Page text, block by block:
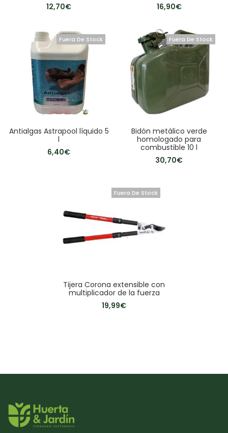
12,70€
16,90€
Fuera De Stock
Antialgas Astrapool líquido 5
l
6,40€
Fuera De Stock
Bidón metálico verde
homologado para
combustible 10 l
30,70€
Fuera De Stock
Tijera Corona extensible con
multiplicador de la fuerza
19,99€